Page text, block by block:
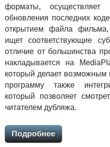
форматы,
обновления последних
открытием файла фильма,
ищет соответствующие
отличие от большинства
накладывается на
который делает
программу также
который позволяет
читателем дубляжа.
Подробнее